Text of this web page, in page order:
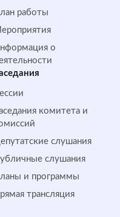
работы
о
комитета и
слушания
слушания
и программы
трансляция